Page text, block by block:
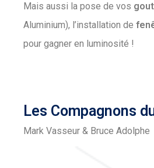
Mais aussi la pose de vos
Aluminium), l’installation de
pour gagner en luminosité !
Les Compagnons
Mark Vasseur & Bruce Adolphe